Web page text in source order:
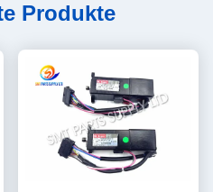
Produkte